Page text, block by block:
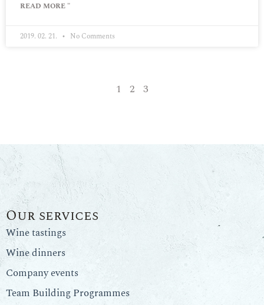
READ MORE "
2019. 02. 21. No Comments
1 2 3
Our services
Wine tastings
Wine dinners
Company events
Team Building Programmes